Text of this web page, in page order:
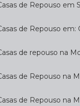
Casas de Repouso
Casas de Repouso
Casas de repouso na
Casas de Repouso na
Casas de Repouso na